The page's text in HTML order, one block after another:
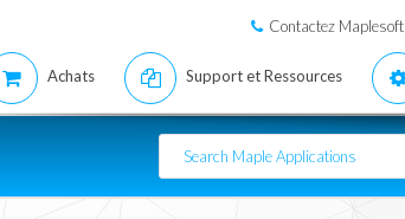
Contactez Maplesoft
Achats Support et Ressources